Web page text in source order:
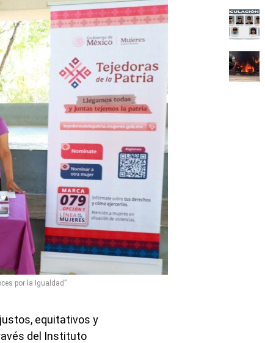
por la Igualdad”
equitativos y
del Instituto